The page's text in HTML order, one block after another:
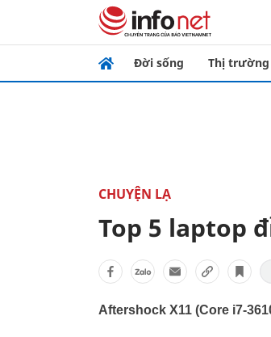
Đời sống Thị trường
CHUYỆN LẠ
Top 5 laptop
Aftershock X11 (Core i7-